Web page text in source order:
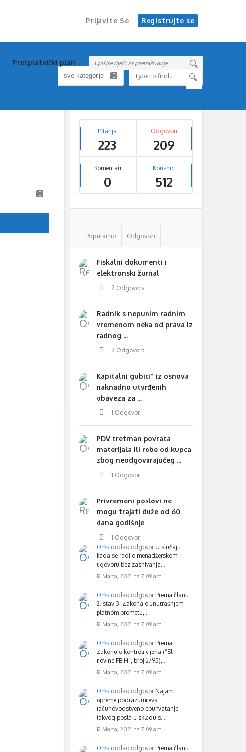
Prijavite Se Registrujte se
Pretplatnički plan
Sidebar
Stats
Pitanja
223
Odgovori
209
Komentari
0
Korisnici
512
Popularno Odgovori
Fiskalni dokumenti i
elektronski žurnal
2 Odgovora
Radnik s nepunim radnim
vremenom neka od prava iz
radnog ...
2 Odgovora
Kapitalni gubici” iz osnova
naknadno utvrđenih
obaveza za ...
1 Odgovor
PDV tretman povrata
materijala ili robe od kupca
zbog neodgovarajućeg ...
1 Odgovor
Privremeni poslovi ne
mogu trajati duže od 60
dana godišnje
1 Odgovor
Orfis dodao odgovor U slučaju
kada se radi o menadžerskom
ugovoru bez zasnivanja…
12 Marta, 2021 na 7:09 am
Orfis dodao odgovor Prema članu
2. stav 3. Zakona o unutrašnjem
platnom prometu,…
12 Marta, 2021 na 7:09 am
Orfis dodao odgovor Prema
Zakonu o kontroli cijena (“Sl.
novine FBiH”, broj 2/95),…
12 Marta, 2021 na 7:09 am
Orfis dodao odgovor Najam
opreme podrazumijeva
računovodstveno obuhvatanje
takvog posla u skladu s…
12 Marta, 2021 na 7:09 am
Orfis dodao odgovor Prema članu